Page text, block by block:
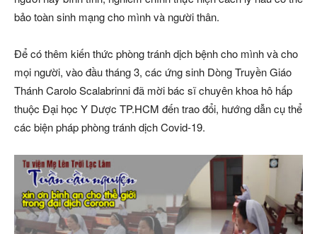
bảo toàn sinh mạng cho mình và người thân.
Để có thêm kiến thức phòng tránh dịch bệnh cho mình và cho
mọi người, vào đầu tháng 3, các ứng sinh Dòng Truyền Giáo
Thánh Carolo Scalabrinni đã mời bác sĩ chuyên khoa hô hấp
thuộc Đại học Y Dược TP.HCM đến trao đổi, hướng dẫn cụ thể
các biện pháp phòng tránh dịch Covid-19.